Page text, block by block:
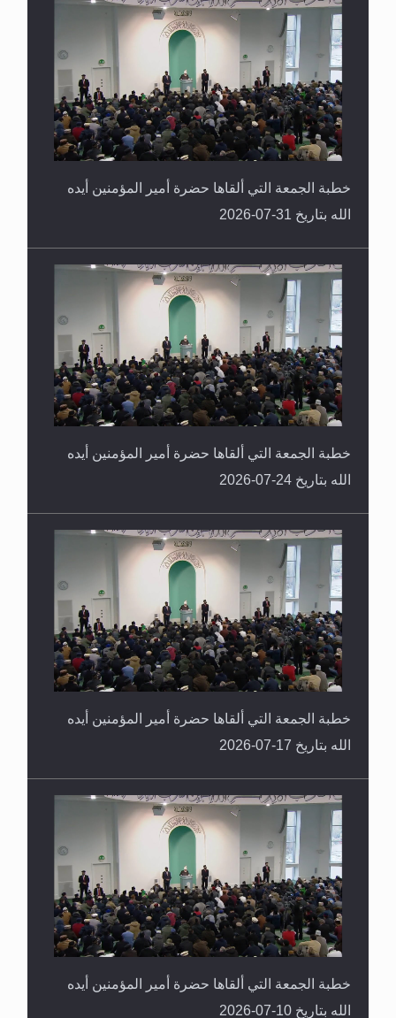
القرآن قاضٍ وحكمٌ على السنة ومهيمنٌ عليها.. ليس
العكس
خطبة الجمعة التي ألقاها حضرة أمير المؤمنين أيده
الله بتاريخ 31-07-2026
خطبة الجمعة التي ألقاها حضرة أمير المؤمنين أيده
الله بتاريخ 24-07-2026
خطبة الجمعة التي ألقاها حضرة أمير المؤمنين أيده
الله بتاريخ 17-07-2026
خطبة الجمعة التي ألقاها حضرة أمير المؤمنين أيده
الله بتاريخ 10-07-2026